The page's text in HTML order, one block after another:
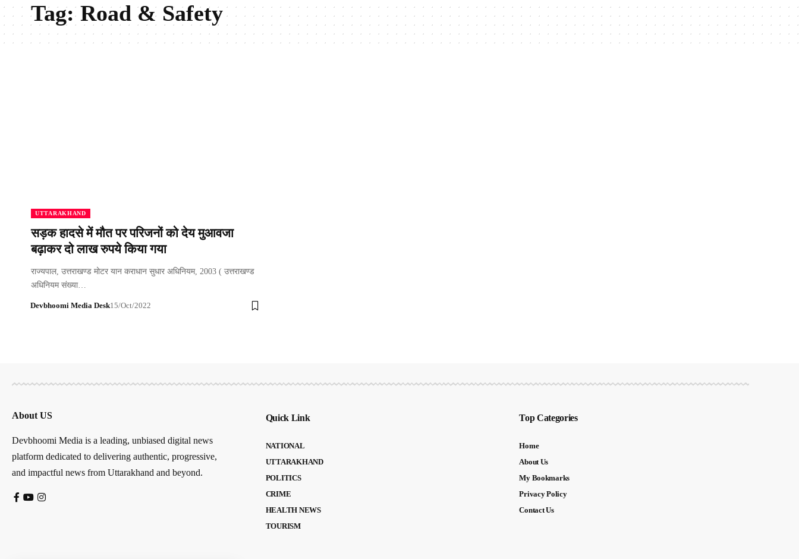
Tag:Road & Safety
UTTARAKHAND
सड़क हादसे में मौत पर परिजनों को देय मुआवजा
बढ़ाकर दो लाख रुपये किया गया
राज्यपाल, उत्तराखण्ड मोटर यान कराधान सुधार अधिनियम, 2003 ( उत्तराखण्ड
अधिनियम संख्या…
Devbhoomi Media Desk15/Oct/2022
About US
Devbhoomi Media is a leading, unbiased digital news
platform dedicated to delivering authentic, progressive,
and impactful news from Uttarakhand and beyond.
Quick Link
NATIONAL
UTTARAKHAND
POLITICS
CRIME
HEALTH NEWS
TOURISM
Top Categories
Home
About Us
My Bookmarks
Privacy Policy
Contact Us